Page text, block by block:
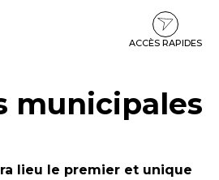
ACCÈS RAPIDES
municipales
lieu le premier et unique